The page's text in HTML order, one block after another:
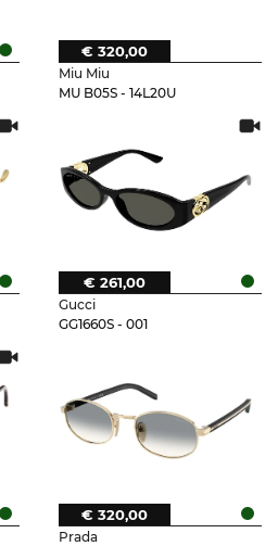
Miu Miu
MU B05S - 14L20U
€ 320,00
Gucci
GG1660S - 001
€ 261,00
Prada
€ 320,00